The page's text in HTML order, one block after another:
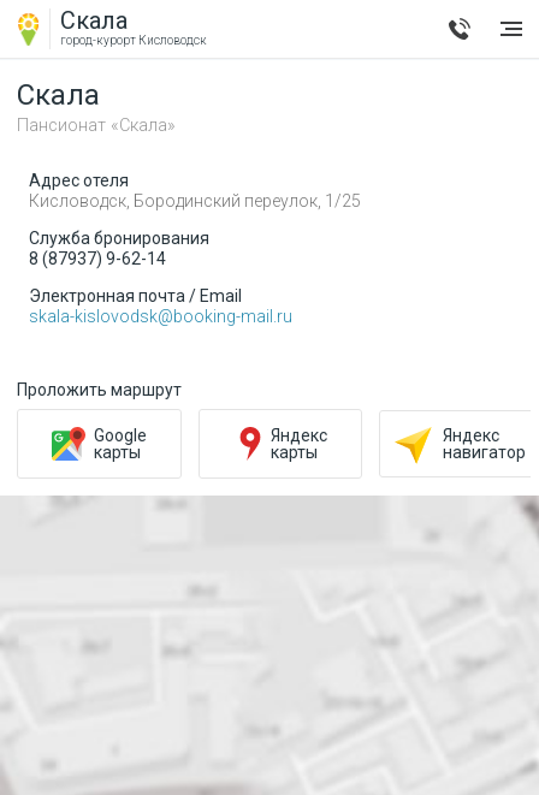
Скала
город-курорт Кисловодск
Скала
Пансионат «Скала»
Адрес отеля
Кисловодск Бородинский переулок, 1/25
Служба бронирования
8 (87937) 9-62-14
Электронная почта / Email
skala-kislovodsk@booking-mail.ru
Проложить маршрут
Google
карты
Яндекс
карты
Яндекс
навигатор